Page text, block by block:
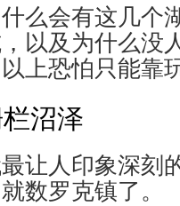
么会有这几个
以及为什么没
上恐怕只能靠
沼泽
最让人印象深刻
数罗克镇了。